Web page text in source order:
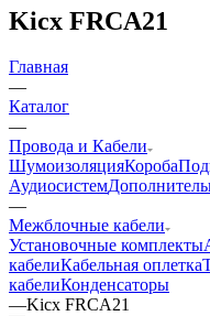
Kicx FRCA21
Главная
—
Каталог
—
Провода и Кабели
ШумоизоляцияКороба
Аудиосистем
—
Межблочные кабели
Установочные комплекты
кабелиКабельная оплетка
кабелиКонденсаторы
—Kicx FRCA21